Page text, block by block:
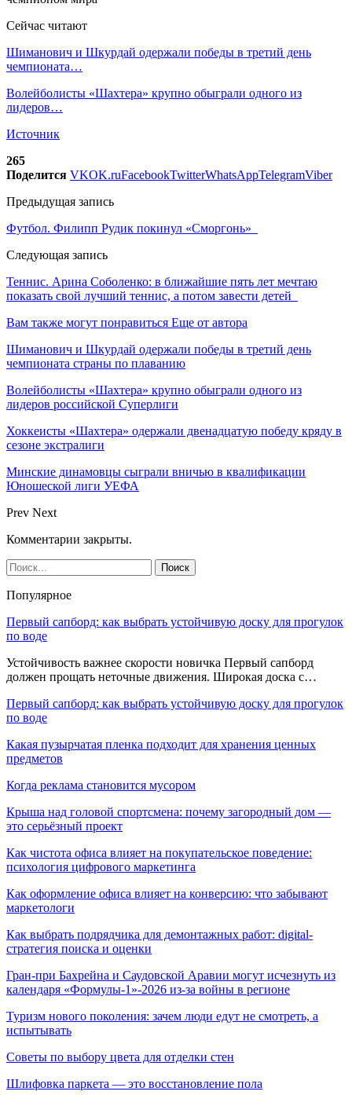
Сейчас читают
Шиманович и Шкурдай одержали победы в третий день
чемпионата…
Волейболисты «Шахтера» крупно обыграли одного из
лидеров…
Источник
265
Поделится VKOK.ruFacebookTwitterWhatsAppTelegramViber
Предыдущая запись
Футбол. Филипп Рудик покинул «Сморгонь»
Следующая запись
Теннис. Арина Соболенко: в ближайшие пять лет мечтаю
показать свой лучший теннис, а потом завести детей
Вам также могут понравиться Еще от автора
Шиманович и Шкурдай одержали победы в третий день
чемпионата страны по плаванию
Волейболисты «Шахтера» крупно обыграли одного из
лидеров российской Суперлиги
Хоккеисты «Шахтера» одержали двенадцатую победу кряду в
сезоне экстралиги
Минские динамовцы сыграли вничью в квалификации
Юношеской лиги УЕФА
Prev Next
Комментарии закрыты.
Популярное
Первый сапборд: как выбрать устойчивую доску для прогулок
по воде
Устойчивость важнее скорости новичка Первый сапборд
должен прощать неточные движения. Широкая доска с…
Первый сапборд: как выбрать устойчивую доску для прогулок
по воде
Какая пузырчатая пленка подходит для хранения ценных
предметов
Когда реклама становится мусором
Крыша над головой спортсмена: почему загородный дом —
это серьёзный проект
Как чистота офиса влияет на покупательское поведение:
психология цифрового маркетинга
Как оформление офиса влияет на конверсию: что забывают
маркетологи
Как выбрать подрядчика для демонтажных работ: digital-
стратегия поиска и оценки
Гран-при Бахрейна и Саудовской Аравии могут исчезнуть из
календаря «Формулы-1»-2026 из-за войны в регионе
Туризм нового поколения: зачем люди едут не смотреть, а
испытывать
Советы по выбору цвета для отделки стен
Шлифовка паркета — это восстановление пола